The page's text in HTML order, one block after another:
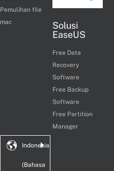
Pemulihan file
mac
Solusi
EaseUS
Free Data
Recovery
Software
Free Backup
Software
Free Partition
Manager
Indonesia
(Bahasa